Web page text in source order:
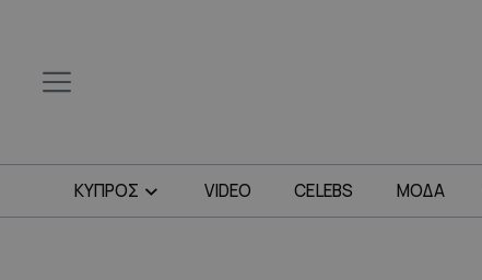
ΚΥΠΡΟΣ VIDEO CELEBS ΜΟΔΑ